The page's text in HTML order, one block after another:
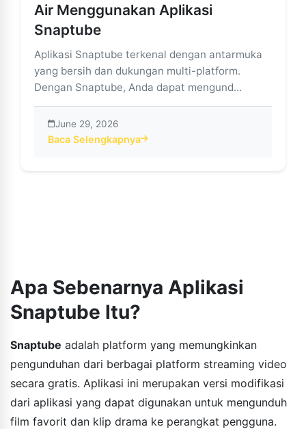
Air Menggunakan Aplikasi
Snaptube
Aplikasi Snaptube terkenal dengan antarmuka
yang bersih dan dukungan multi-platform.
Dengan Snaptube, Anda dapat mengund...
June 29, 2026
Baca Selengkapnya
about Unduh Video TikTok Tanpa Tanda Air
Apa Sebenarnya Aplikasi
Snaptube Itu?
Snaptube adalah platform yang memungkinkan
pengunduhan dari berbagai platform streaming video
secara gratis. Aplikasi ini merupakan versi modifikasi
dari aplikasi yang dapat digunakan untuk mengunduh
film favorit dan klip drama ke perangkat pengguna.